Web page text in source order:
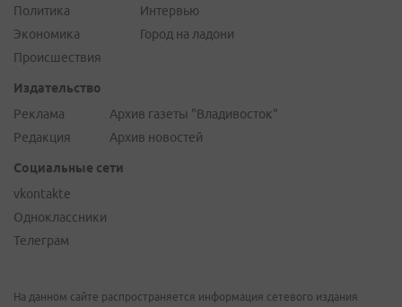
Политика
Экономика
Происшествия
Интервью
Город на ладони
Издательство
Реклама
Редакция
Архив газеты "Владивосток"
Архив новостей
Социальные сети
vkontakte
Одноклассники
Телеграм
На данном сайте распространяется информация сетевого издания